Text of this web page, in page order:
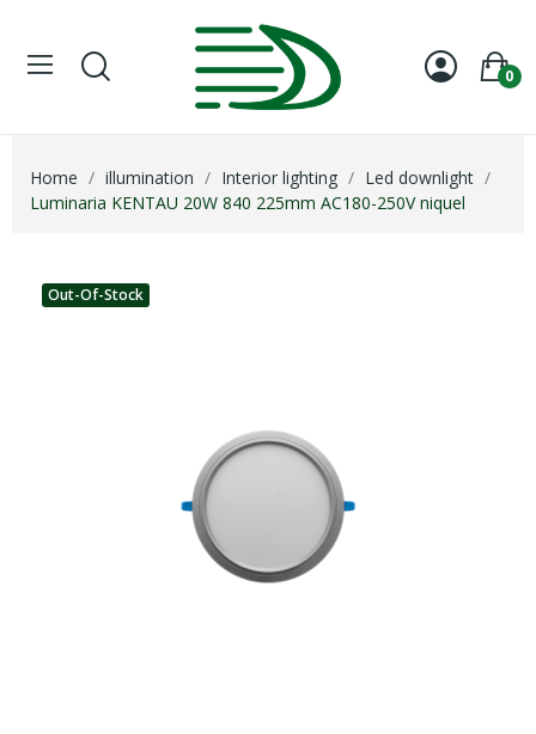
0
Home illumination Interior lighting
Led downlight
Luminaria KENTAU 20W 840 225mm AC180-250V niquel
Out-Of-Stock